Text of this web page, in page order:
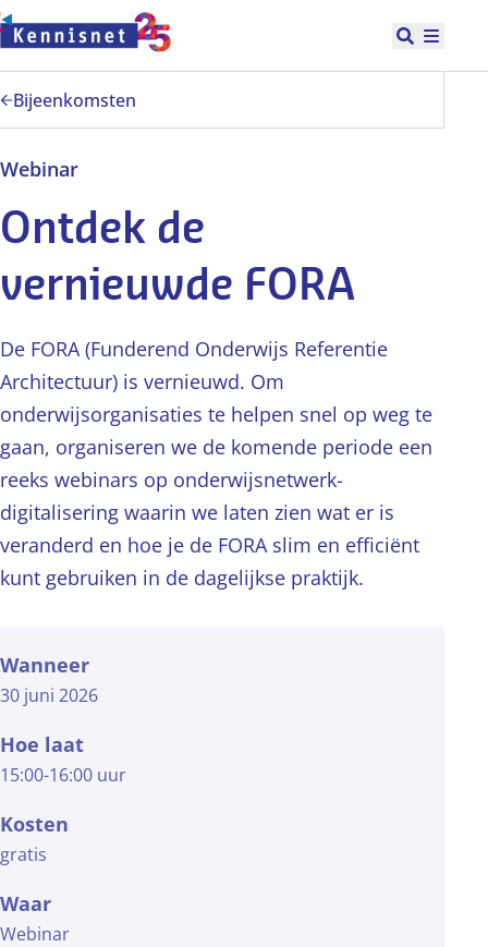
Doorgaan naar hoofdinhoud
Open
Bijeenkomsten
Webinar
Ontdek de
vernieuwde FORA
De FORA (Funderend Onderwijs Referentie
Architectuur) is vernieuwd. Om
onderwijsorganisaties te helpen snel op weg te
gaan, organiseren we de komende periode een
reeks webinars op onderwijsnetwerk-
digitalisering waarin we laten zien wat er is
veranderd en hoe je de FORA slim en efficiënt
kunt gebruiken in de dagelijkse praktijk.
Wanneer
30 juni 2026
Hoe laat
15:00-16:00 uur
Kosten
gratis
Waar
Webinar